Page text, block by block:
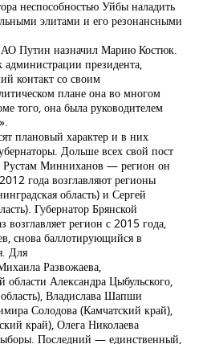
неспособностью Уйбы наладить
элитами и его резонансными
Путин назначил Марию Костюк.
президента,
контакт со своим
плане она во многом
того, она была руководителем
плановый характер и в них
Дольше всех свой пост
Рустам Минниханов — регион он
года возглавляют регионы
область) и Сергей
Губернатор Брянской
возглавляет регион с 2015 года,
снова баллотирующийся в
Для
Развожаева,
области Александра Цыбульского,
Владислава Шапши
Солодова (Камчатский край),
край), Олега Николаева
Последний — единственный,